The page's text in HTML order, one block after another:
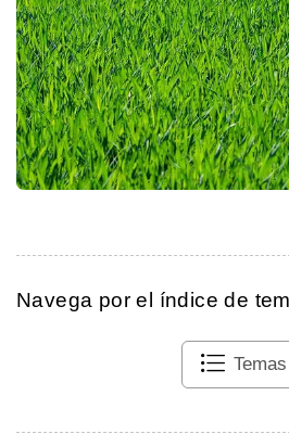
Navega por el índice de
Temas